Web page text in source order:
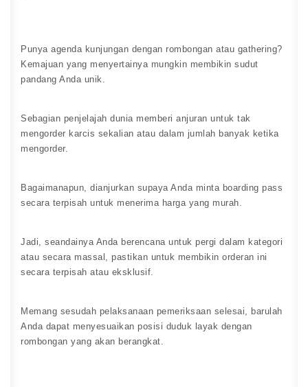
Punya agenda kunjungan dengan rombongan atau gathering?
Kemajuan yang menyertainya mungkin membikin sudut
pandang Anda unik.
Sebagian penjelajah dunia memberi anjuran untuk tak
mengorder karcis sekalian atau dalam jumlah banyak ketika
mengorder.
Bagaimanapun, dianjurkan supaya Anda minta boarding pass
secara terpisah untuk menerima harga yang murah.
Jadi, seandainya Anda berencana untuk pergi dalam kategori
atau secara massal, pastikan untuk membikin orderan ini
secara terpisah atau eksklusif.
Memang sesudah pelaksanaan pemeriksaan selesai, barulah
Anda dapat menyesuaikan posisi duduk layak dengan
rombongan yang akan berangkat.